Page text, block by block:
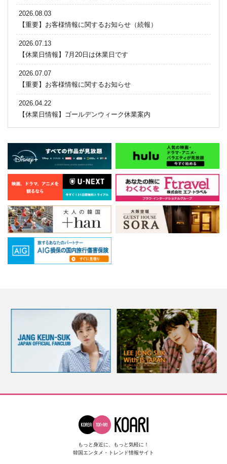
2026.08.03
【重要】お客様情報に関するお知らせ（続報）
2026.07.13
【休業日情報】7月20日は休業日です
2026.07.07
【重要】お客様情報に関するお知らせ
2026.04.22
【休業日情報】ゴールデンウィーク休業案内
もっと身近に、もっと気軽に！
韓国エンタメ・トレンド情報サイト